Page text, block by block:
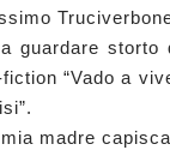
guardare storto
“Vado a
madre